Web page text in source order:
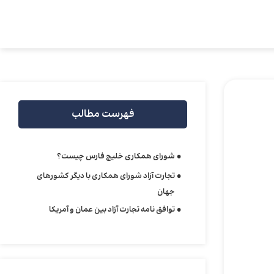
فهرست مطالب
شورای همکاری خلیج فارس چیست؟
تجارت آزاد شورای همکاری با دیگر کشورهای
جهان
توافق نامه تجارت آزاد بین عمان و آمریکا